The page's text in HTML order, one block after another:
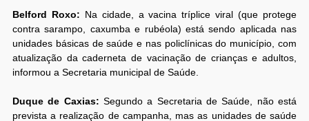
Belford Roxo: Na cidade, a vacina tríplice viral (que protege
contra sarampo, caxumba e rubéola) está sendo aplicada nas
unidades básicas de saúde e nas policlínicas do município, com
atualização da caderneta de vacinação de crianças e adultos,
informou a Secretaria municipal de Saúde.
Duque de Caxias: Segundo a Secretaria de Saúde, não está
prevista a realização de campanha, mas as unidades de saúde